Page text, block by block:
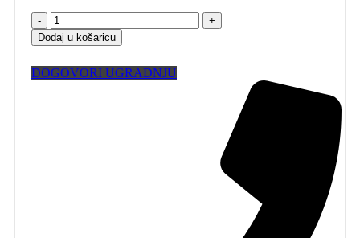
WENKO
Držač
za
okrugli,
Dodaj u košaricu
DOGOVORI UGRADNJU